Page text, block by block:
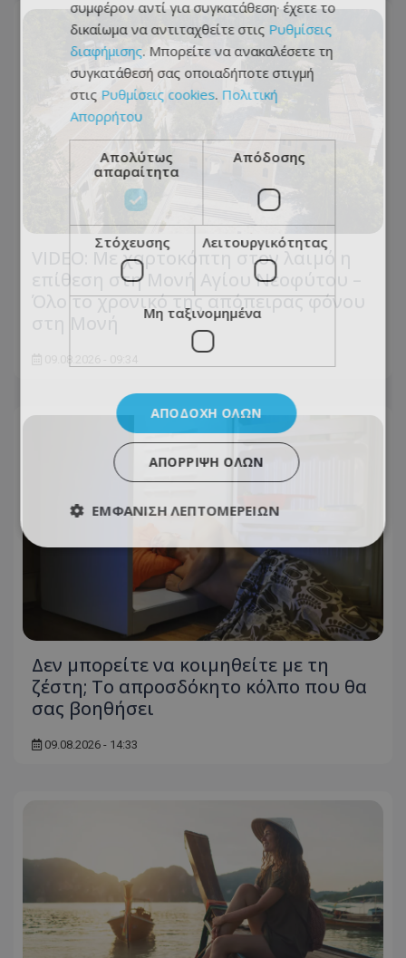
VIDEO: Με χαρτοκόπτη στον λαιμό η
επίθεση στη Μονή Αγίου Νεοφύτου –
Όλο το χρονικό της απόπειρας φόνου
Δεν μπορείτε να κοιμηθείτε με τη
ζέστη; Το απροσδόκητο κόλπο που θα
σας βοηθήσει
09.08.2026 - 14:33
συμφέρον αντί για συγκατάθεση· έχετε το
δικαίωμα να αντιταχθείτε στις Ρυθμίσεις
διαφήμισης. Μπορείτε να ανακαλέσετε τη
συγκατάθεσή σας οποιαδήποτε στιγμή
στις Ρυθμίσεις cookies. Πολιτική
Απορρήτου
Απολύτως
απαραίτητα
Απόδοσης
Στόχευσης Λειτουργικότητας
Μη ταξινομημένα
ΑΠΟΔΟΧΉ ΌΛΩΝ
ΑΠΌΡΡΙΨΗ ΌΛΩΝ
ΕΜΦΆΝΙΣΗ ΛΕΠΤΟΜΕΡΕΙΏΝ